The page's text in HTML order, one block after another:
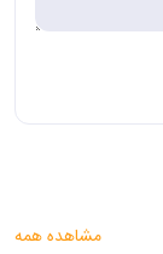
مشاهده همه